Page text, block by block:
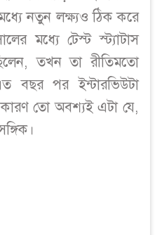
নতুন লক্ষ্যও ঠিক করে
মধ্যে টেস্ট স্ট্যাটাস
তখন তা রীতিমতো
বছর পর ইন্টারভিউটা
তো অবশ্যই এটা যে,